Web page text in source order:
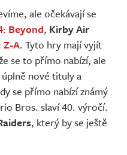
ale očekávají se
Beyond, Kirby Air
Z-A. Tyto hry mají vyjít
se to přímo nabízí, ale
nové tituly a
se přímo nabízí známý
Bros. slaví 40. výročí.
, který by se ještě